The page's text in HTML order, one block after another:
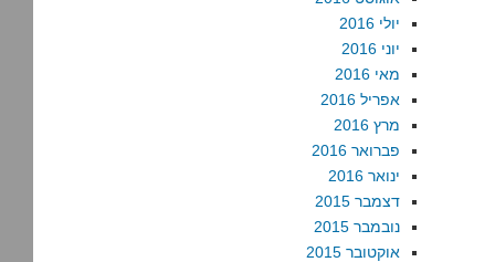
יולי 2016
יוני 2016
מאי 2016
אפריל 2016
מרץ 2016
פברואר 2016
ינואר 2016
דצמבר 2015
נובמבר 2015
אוקטובר 2015